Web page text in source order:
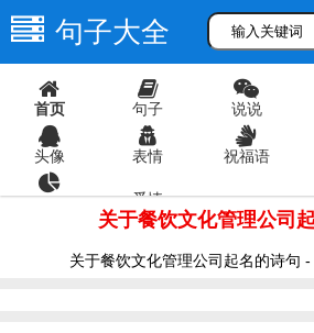
句子大全
首页 句子 说说
头像 表情 祝福语
爱情
关于餐饮文化管理公司
关于餐饮文化管理公司起名的诗句